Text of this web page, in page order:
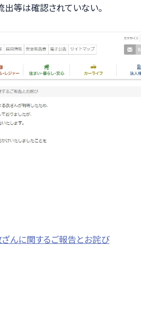
等は確認されていない。
んに関するご報告とお詫び